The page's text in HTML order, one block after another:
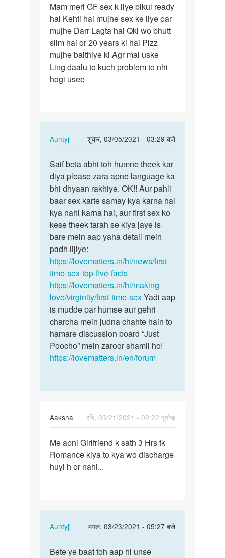
Mam
meri
GF
Chudai
k
liye…
Mam meri GF sex k liye bikul ready
hai Kehti hai mujhe sex ke liye par
mujhe Darr Lagta hai Qki wo bhutt
slim hai or 20 years ki hai Plzz
mujhe baithiye ki Agr mai uske
Ling daalu to kuch problem to nhi
hogi usee
Auntyji
शुक्र, 03/05/2021 - 03:29 बजे
In
to
Mam
meri
GF
Chudai
k
liye…
by
Saif
Saif
beta
abhi
toh
humne…
Saif beta abhi toh humne theek kar
diya please zara apne language ka
bhi dhyaan rakhiye. OK!! Aur pahli
baar sex karte samay kya karna hai
kya nahi karna hai, aur first sex ko
kese theek tarah se kiya jaye is
bare mein aap yaha detail mein
padh lijiye:
https://lovematters.in/hi/news/first-
time-sex-top-five-facts
https://lovematters.in/hi/making-
love/virginity/first-time-sexYadi aap
is mudde par humse aur gehri
charcha mein judna chahte hain to
hamare discussion board “Just
Poocho” mein zaroor shamil ho!
https://lovematters.in/en/forum
Aaksha
रवि, 03/21/2021 - 09:22 पूर्वान्ह
Me
apni
Girlfriend
Me apni Girlfriend k sath 3 Hrs tk
Romance kiya to kya wo discharge
huyi h or nahi...
Auntyji
मंगल, 03/23/2021 - 05:27 बजे
In
to
Bete
Bete ye baat toh aap hi unse